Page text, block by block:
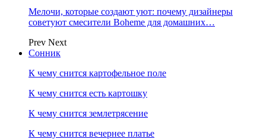
Мелочи, которые создают уют: почему дизайнеры
советуют смесители Boheme для домашних…
Prev Next
Сонник
К чему снится картофельное поле
К чему снится есть картошку
К чему снится землетрясение
К чему снится вечернее платье